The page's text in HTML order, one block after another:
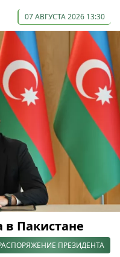
07 АВГУСТА 2026 13:30
Пакистане
ПРЕЗИДЕНТА